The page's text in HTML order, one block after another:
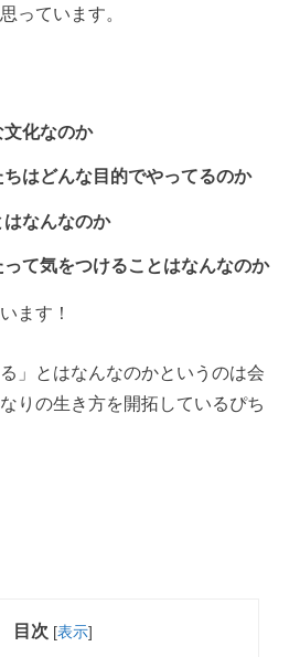
っています。
化なのか
はどんな目的でやってるのか
なんなのか
て気をつけることはなんなのか
ます！
」とはなんなのかというのは会
りの生き方を開拓しているぴち
目次 [表示]